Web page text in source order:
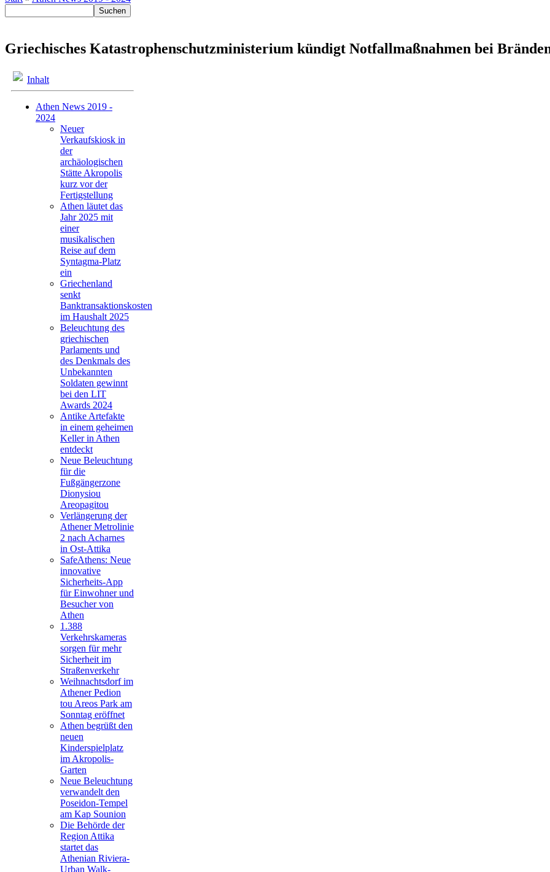
Griechisches Katastrophenschutzministerium kündigt Notfallmaßnahmen bei
Inhalt
Athen News 2019 -
2024
Neuer
Verkaufskiosk in
der
archäologischen
Stätte Akropolis
kurz vor der
Fertigstellung
Athen läutet das
Jahr 2025 mit
einer
musikalischen
Reise auf dem
Syntagma-Platz
ein
Griechenland
senkt
Banktransaktionskosten
im Haushalt 2025
Beleuchtung des
griechischen
Parlaments und
des Denkmals des
Unbekannten
Soldaten gewinnt
bei den LIT
Awards 2024
Antike Artefakte
in einem geheimen
Keller in Athen
entdeckt
Neue Beleuchtung
für die
Fußgängerzone
Dionysiou
Areopagitou
Verlängerung der
Athener Metrolinie
2 nach Acharnes
in Ost-Attika
SafeAthens: Neue
innovative
Sicherheits-App
für Einwohner und
Besucher von
Athen
1.388
Verkehrskameras
sorgen für mehr
Sicherheit im
Straßenverkehr
Weihnachtsdorf im
Athener Pedion
tou Areos Park am
Sonntag eröffnet
Athen begrüßt den
neuen
Kinderspielplatz
im Akropolis-
Garten
Neue Beleuchtung
verwandelt den
Poseidon-Tempel
am Kap Sounion
Die Behörde der
Region Attika
startet das
Athenian Riviera-
Urban Walk-